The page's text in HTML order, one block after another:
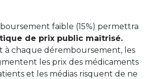
faible (15%) permettra
de prix public maîtrisé.
à chaque déremboursement, les
les prix des médicaments
et les médias risquent de ne